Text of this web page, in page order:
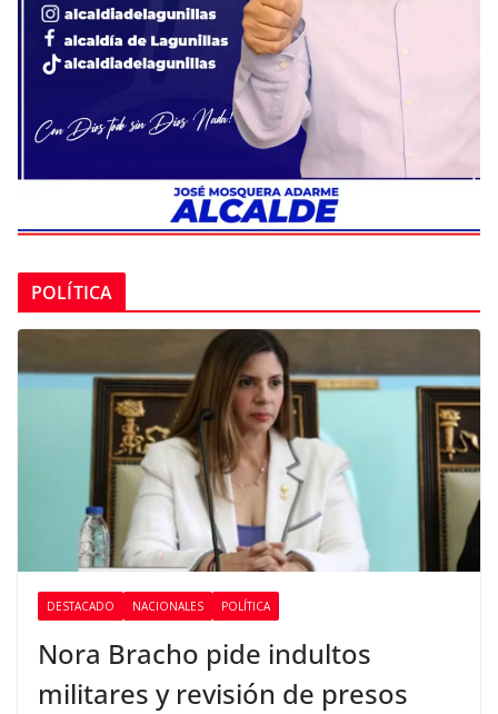
POLÍTICA
DESTACADO NACIONALES POLÍTICA
Nora Bracho pide indultos
militares y revisión de presos